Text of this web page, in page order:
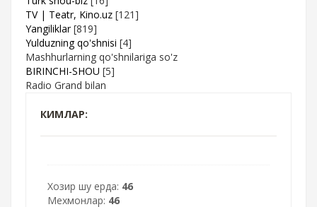
TV | Teatr, Kino.uz [121]
Yangiliklar [819]
Yulduzning qo'shnisi [4]
Mashhurlarning qo'shnilariga so'z
BIRINCHI-SHOU [5]
Radio Grand bilan
КИМЛАР:
Хозир шу ерда: 46
Мехмонлар: 46